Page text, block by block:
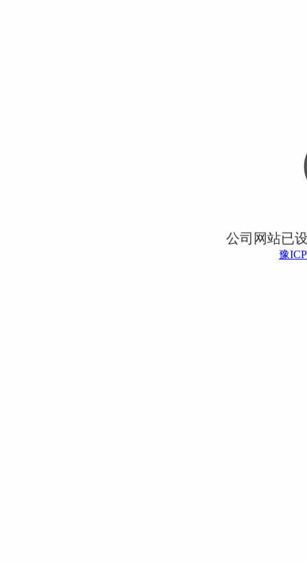
公司网站已
豫